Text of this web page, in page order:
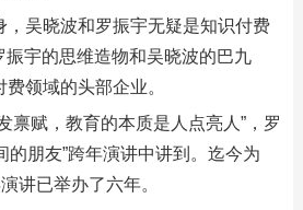
，吴晓波和罗振宇无疑是知识付费
宇的思维造物和吴晓波的巴九
领域的头部企业。
禀赋，教育的本质是人点亮人”，罗
的朋友”跨年演讲中讲到。迄今为
讲已举办了六年。